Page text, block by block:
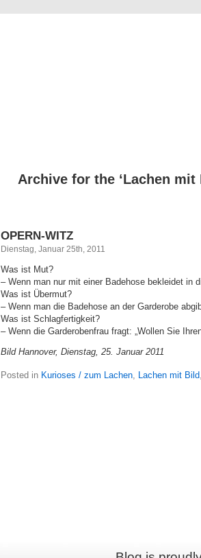
Archive for the ‘Lachen mit
OPERN-WITZ
Dienstag, Januar 25th, 2011
Was ist Mut?
– Wenn man nur mit einer Badehose bekleidet in
Was ist Übermut?
– Wenn man die Badehose an der Garderobe
Was ist Schlagfertigkeit?
– Wenn die Garderobenfrau fragt: „Wollen Sie
Bild Hannover, Dienstag, 25. Januar 2011
Posted in Kurioses / zum Lachen, Lachen mit Bild